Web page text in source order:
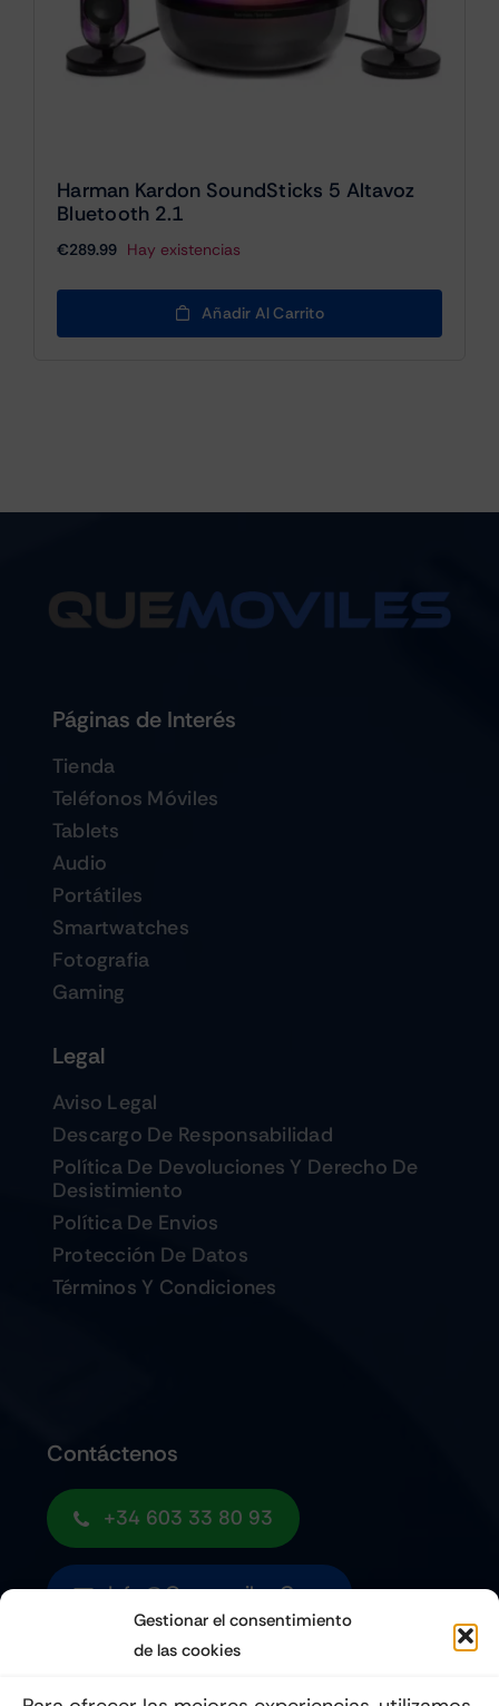
Gestionar el consentimiento
de las cookies
Harman Kardon SoundSticks 5 Altavoz
Bluetooth 2.1
€289.99 Hay existencias
Añadir Al Carrito
Páginas de Interés
Tienda
Teléfonos Móviles
Tablets
Audio
Portátiles
Smartwatches
Fotografia
Gaming
Legal
Aviso Legal
Descargo De Responsabilidad
Política De Devoluciones Y Derecho De
Desistimiento
Política De Envios
Protección De Datos
Términos Y Condiciones
Contáctenos
+34 603 33 80 93
Info@quemoviles.com